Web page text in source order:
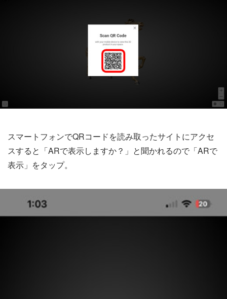
スマートフォンでQRコードを読み取ったサイトにアクセ
スすると「ARで表示しますか？」と聞かれるので「ARで
表示」をタップ。